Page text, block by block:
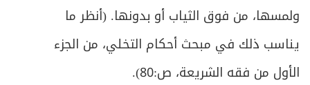
ولمسها، من فوق الثياب أو بدونها. (أنظر ما
يناسب ذلك في مبحث أحكام التخلي، من الجزء
الأول من فقه الشريعة، ص:80).
661 المبحث الأول: في موجبات الإرث وطبقات الوارث
ص
664
المبحث الثاني: في مرتكزات تقدير الحصص
وأقسام الوارث من هذه الجهة